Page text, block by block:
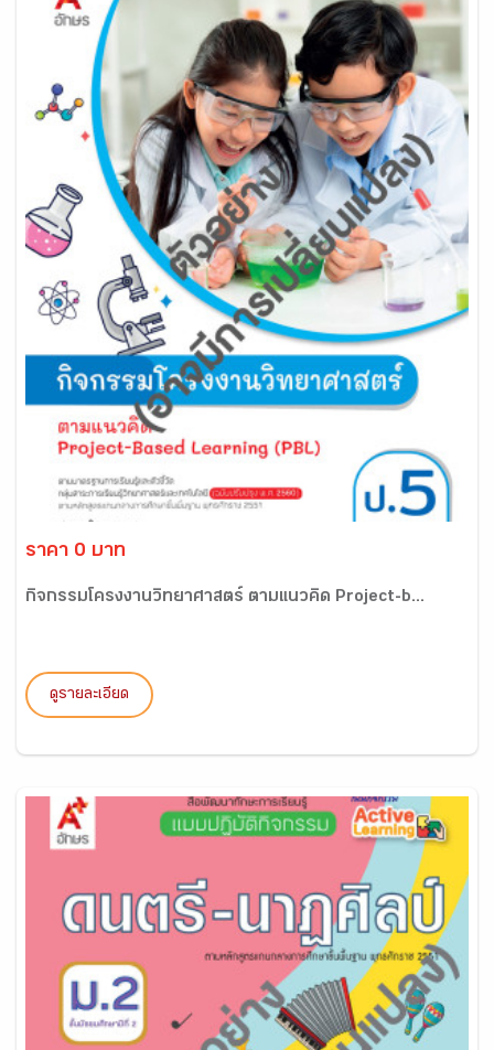
ราคา 0 บาท
กิจกรรมโครงงานวิทยาศาสตร์ ตามแนวคิด Project-b...
ดูรายละเอียด